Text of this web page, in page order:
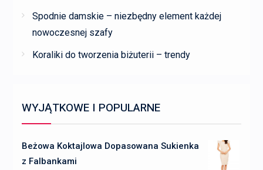
Spodnie damskie – niezbędny element każdej
nowoczesnej szafy
Koraliki do tworzenia biżuterii – trendy
WYJĄTKOWE I POPULARNE
Beżowa Koktajlowa Dopasowana Sukienka
z Falbankami